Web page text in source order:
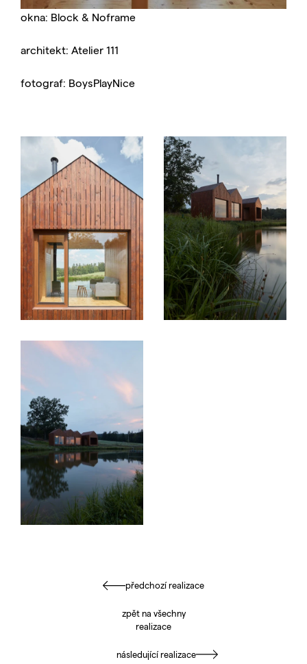
okna: Block & Noframe
architekt: Atelier 111
fotograf: BoysPlayNice
předchozí realizace
zpět na všechny
realizace
následující realizace